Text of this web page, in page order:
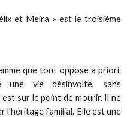
et Meira » est le troisième
que tout oppose a priori.
une vie désinvolte, sans
sur le point de mourir. Il ne
l’héritage familial. Elle est une